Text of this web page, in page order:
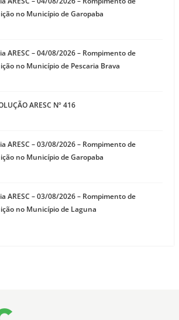
no Município de Garopaba
ARESC – 04/08/2026 – Rompimento de
no Município de Pescaria Brava
ARESC Nº 416
ARESC – 03/08/2026 – Rompimento de
no Município de Garopaba
ARESC – 03/08/2026 – Rompimento de
no Município de Laguna